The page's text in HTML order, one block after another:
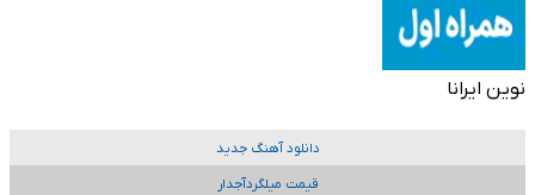
نوین ایرانا
دانلود آهنگ جدید
قیمت میلگردآجدار